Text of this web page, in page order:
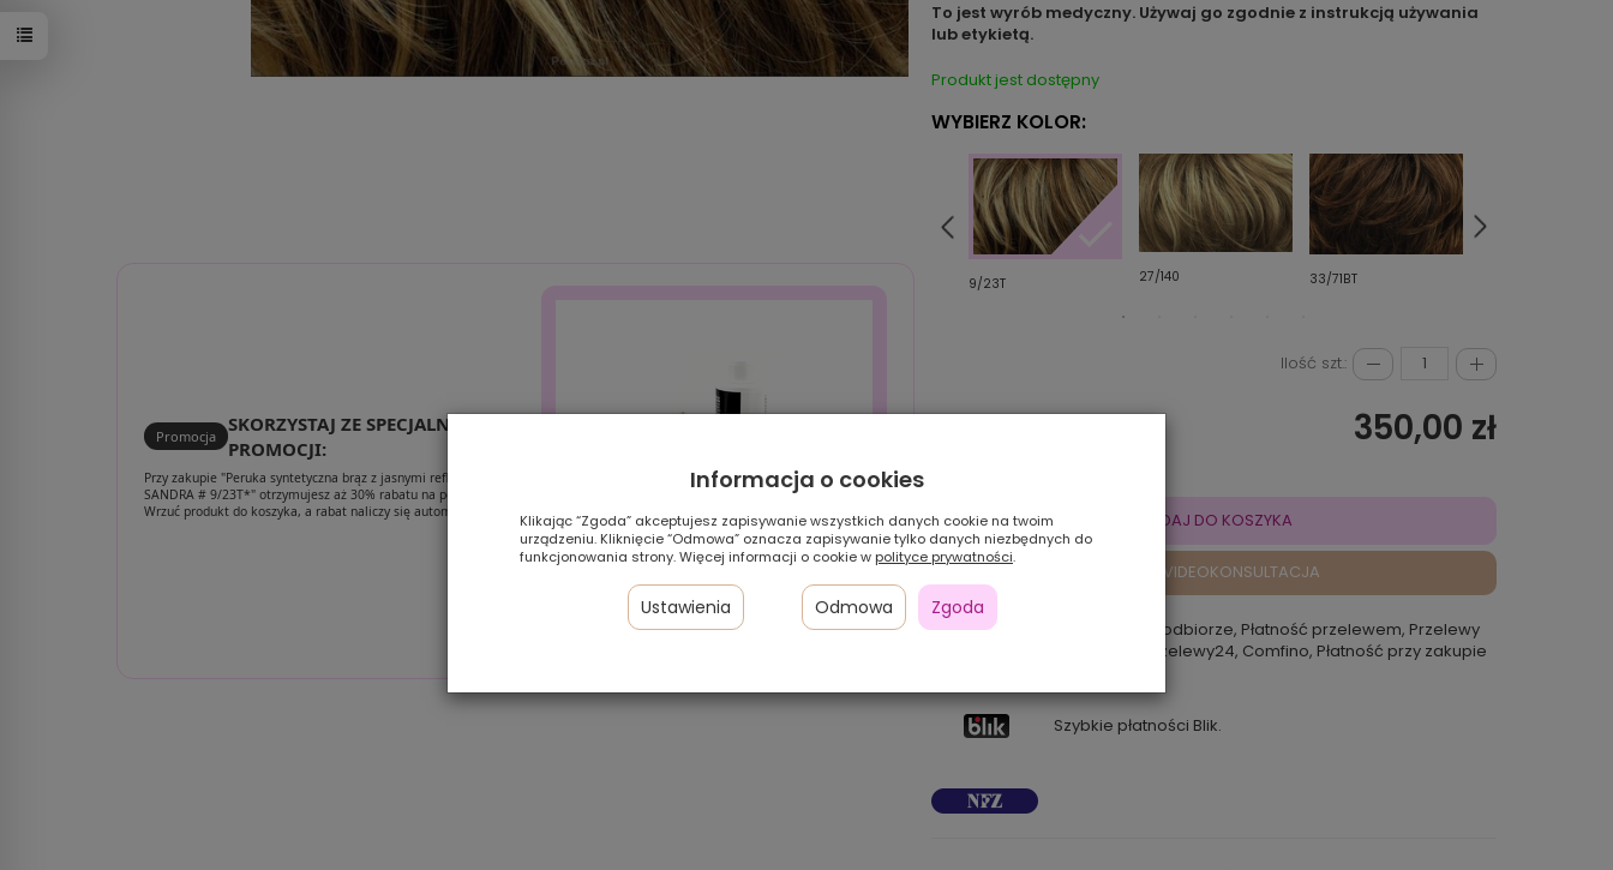
Promocja
SKORZYSTAJ ZE SPECJALNEJ
PROMOCJI:
Przy zakupie "Peruka syntetyczna brąz z jasnymi refleksami
SANDRA # 9/23T*" otrzymujesz aż 30% rabatu na poniższy zestaw!
Wrzuć produkt do koszyka, a rabat naliczy się automatycznie.
To jest wyrób medyczny. Używaj go zgodnie z instrukcją używania
lub etykietą.
Produkt jest dostępny
WYBIERZ KOLOR:
9/23T 27/140 33/71BT
Ilość szt.:
350,00 zł
DODAJ DO KOSZYKA
VIDEOKONSULTACJA
Płatność przy odbiorze, Płatność przelewem, Przelewy
24 Rokoko, Przelewy24, Comfino, Płatność przy zakupie
Szybkie płatności Blik.
Informacja o cookies
Klikając “Zgoda” akceptujesz zapisywanie wszystkich danych cookie na twoim
urządzeniu. Kliknięcie “Odmowa” oznacza zapisywanie tylko danych niezbędnych do
funkcjonowania strony. Więcej informacji o cookie w polityce prywatności.
Ustawienia Odmowa Zgoda